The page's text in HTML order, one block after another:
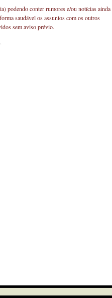
podendo conter rumores e/ou notícias ainda
saudável os assuntos com os outros
sem aviso prévio.